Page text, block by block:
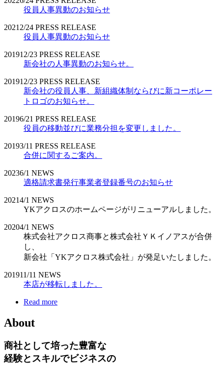
役員人事異動のお知らせ
2021 2/24 PRESS RELEASE
役員人事異動のお知らせ
201912/23 PRESS RELEASE
新会社の人事異動のお知らせ。
201912/23 PRESS RELEASE
新会社の役員人事、新組織体制ならびに新コーポレー
トロゴのお知らせ。
20196/21 PRESS RELEASE
役員の移動並びに業務分担を変更しました。
20193/11 PRESS RELEASE
合併に関するご案内。
20236/1 NEWS
適格請求書発行事業者登録番号のお知らせ
20214/1 NEWS
YKアクロスのホームページがリニューアルしました。
20204/1 NEWS
株式会社アクロス商事と株式会社ＹＫイノアスが合併
し、
新会社「YKアクロス株式会社」が発足いたしました。
201911/11 NEWS
本店が移転しました。
Read more
About
商社として培った豊富な
経験とスキルでビジネスの